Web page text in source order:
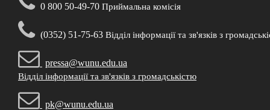
0 800 50-49-70 Приймальна комісія
(0352) 51-75-63 Відділ інформації та зв'язків з
pressa@wunu.edu.ua
Відділ інформації та зв'язків з громадськістю
pk@wunu.edu.ua